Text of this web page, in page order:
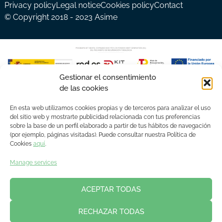
Gestionar el consentimiento
de las cookies
En esta web utilizamos cookies propias y de terceros para analizar el uso
del sitio web y mostrarte publicidad relacionada con tus preferencias
sobre la base de un perfil elaborado a partir de tus hábitos de navegación
(por ejemplo, páginas visitadas). Puede consultar nuestra Política de
Cookies aquí.
Manage services
ACEPTAR TODAS
RECHAZAR TODAS
Privacy policyLegal noticeCookies policyContact
© Copyright 2018 - 2023 Asime